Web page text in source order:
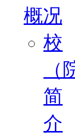
概况
校
（
简
介